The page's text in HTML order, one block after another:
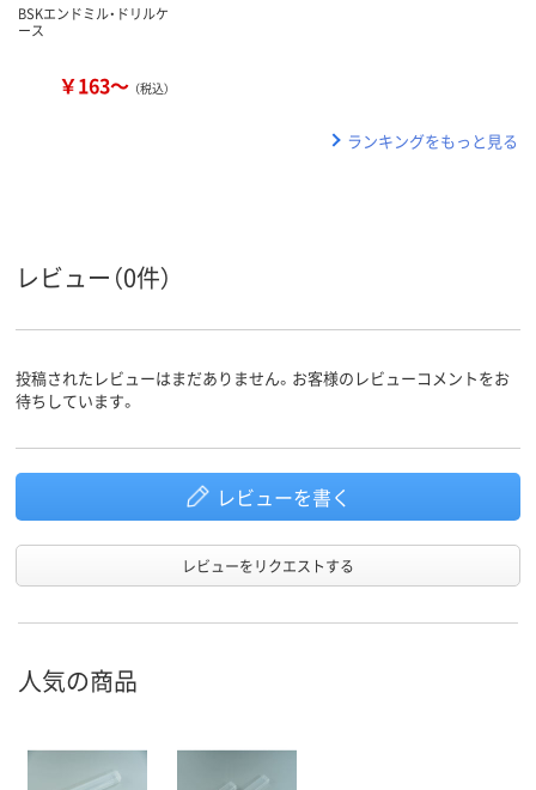
BSKエンドミル・ドリルケ
ース
￥163～ （税込）
ランキングをもっと見る
レビュー（0件）
投稿されたレビューはまだありません。お客様のレビューコメントをお
待ちしています。
レビューを書く
レビューをリクエストする
人気の商品